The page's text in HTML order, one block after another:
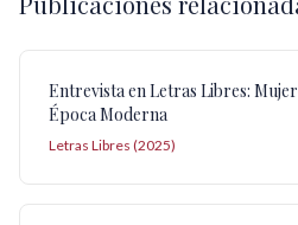
Entrevista en Letras Libres:
Época Moderna
Letras Libres (2025)